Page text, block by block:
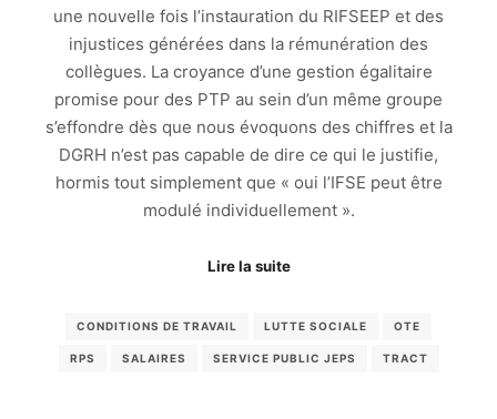
une nouvelle fois l’instauration du RIFSEEP et des
injustices générées dans la rémunération des
collègues. La croyance d’une gestion égalitaire
promise pour des PTP au sein d’un même groupe
s’effondre dès que nous évoquons des chiffres et la
DGRH n’est pas capable de dire ce qui le justifie,
hormis tout simplement que « oui l’IFSE peut être
modulé individuellement ».
Lire la suite
CONDITIONS DE TRAVAIL LUTTE SOCIALE OTE
RPS SALAIRES SERVICE PUBLIC JEPS TRACT